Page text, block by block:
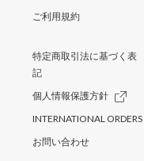
ご利用規約
特定商取引法に基づく表
記
個人情報保護方針
INTERNATIONAL ORDERS
お問い合わせ